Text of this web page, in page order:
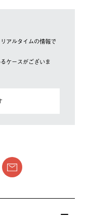
アルタイムの情報で
ケースがございま